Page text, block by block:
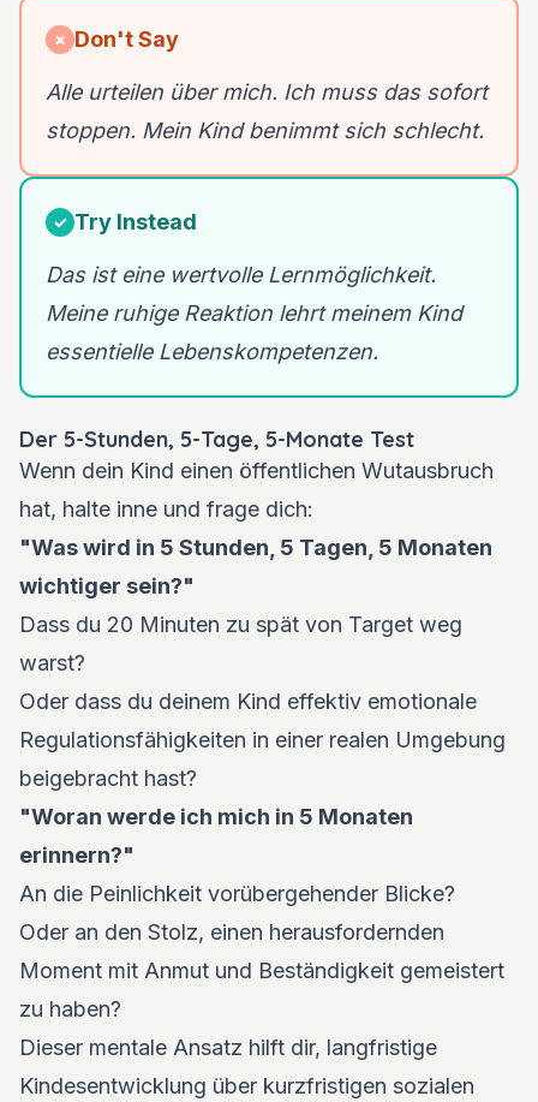
✗ Don't Say
Alle urteilen über mich. Ich muss das sofort
stoppen. Mein Kind benimmt sich schlecht.
✓ Try Instead
Das ist eine wertvolle Lernmöglichkeit.
Meine ruhige Reaktion lehrt meinem Kind
essentielle Lebenskompetenzen.
Der 5-Stunden, 5-Tage, 5-Monate Test
Wenn dein Kind einen öffentlichen Wutausbruch
hat, halte inne und frage dich:
"Was wird in 5 Stunden, 5 Tagen, 5 Monaten
wichtiger sein?"
Dass du 20 Minuten zu spät von Target weg
warst?
Oder dass du deinem Kind effektiv emotionale
Regulationsfähigkeiten in einer realen Umgebung
beigebracht hast?
"Woran werde ich mich in 5 Monaten
erinnern?"
An die Peinlichkeit vorübergehender Blicke?
Oder an den Stolz, einen herausfordernden
Moment mit Anmut und Beständigkeit gemeistert
zu haben?
Dieser mentale Ansatz hilft dir, langfristige
Kindesentwicklung über kurzfristigen sozialen